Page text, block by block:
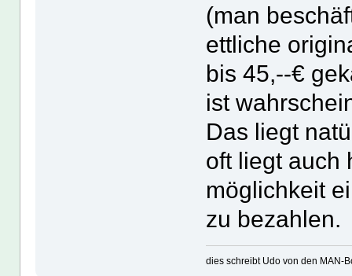
(man
ettliche
bis 45,--€
ist
Das liegt
oft liegt auch
möglichkeit
zu bezahlen.
dies schreibt Udo von den MAN-